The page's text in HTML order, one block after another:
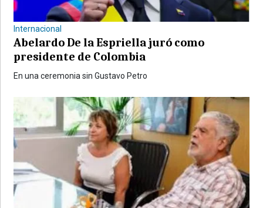
Internacional
Abelardo De la Espriella juró como
presidente de Colombia
En una ceremonia sin Gustavo Petro